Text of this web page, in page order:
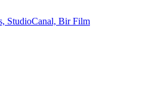
StudioCanal, Bir Film